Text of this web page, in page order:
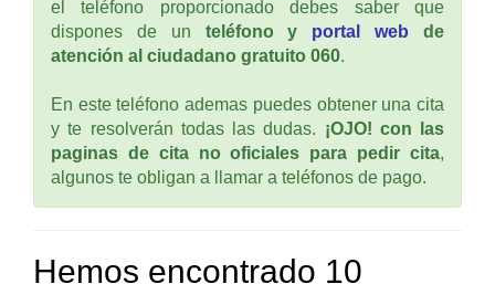
el teléfono proporcionado debes saber que
dispones de un teléfono y portal web de
atención al ciudadano gratuito 060.
En este teléfono ademas puedes obtener una cita
y te resolverán todas las dudas. ¡OJO! con las
paginas de cita no oficiales para pedir cita,
algunos te obligan a llamar a teléfonos de pago.
Hemos encontrado 10